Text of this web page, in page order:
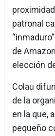
patronal
de
elección
Colau
de la
en la que,
pequeño